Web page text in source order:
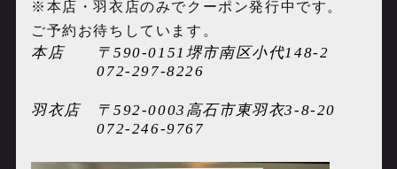
※本店・羽衣店のみでクーポン発行中です。
ご予約お待ちしています。
本店 〒 590-0151 堺市南区小代148-2
072-297-8226
羽衣店 〒 592-0003 高石市東羽衣3-8-20
072-246-9767